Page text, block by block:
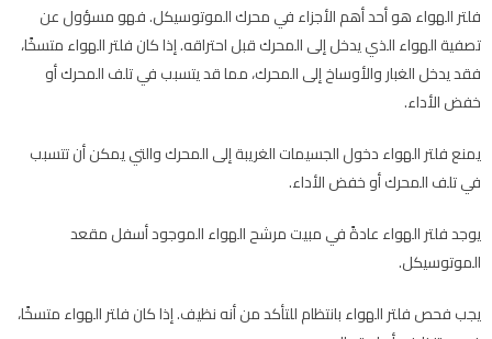
فلتر الهواء هو أحد أهم الأجزاء في محرك الموتوسيكل. فهو مسؤول عن
تصفية الهواء الذي يدخل إلى المحرك قبل احتراقه. إذا كان فلتر الهواء متسخًا،
فقد يدخل الغبار والأوساخ إلى المحرك، مما قد يتسبب في تلف المحرك أو
خفض الأداء.
يمنع فلتر الهواء دخول الجسيمات الغريبة إلى المحرك والتي يمكن أن تتسبب
في تلف المحرك أو خفض الأداء.
يوجد فلتر الهواء عادةً في مبيت مرشح الهواء الموجود أسفل مقعد
الموتوسيكل.
يجب فحص فلتر الهواء بانتظام للتأكد من أنه نظيف. إذا كان فلتر الهواء متسخًا،